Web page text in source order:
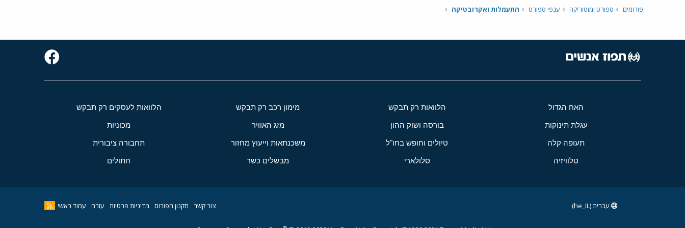
פורומים ספורט ומוטוריקה ענפי ספורט התעמלות ואקרובטיקה
האח הגדול הלוואות רק תבקש מימון רכב רק תבקש הלוואות לעסקים רק תבקש
עגלת תינוקות בורסה ושוק ההון מזג האוויר מכוניות
תעופה קלה טיולים וחופש בחו"ל משכנתאות וייעוץ מחזור תחבורה ציבורית
טלוויזיה סלולארי מבשלים כשר חתולים
צור קשר תקנון הפורום מדיניות פרטיות עזרה עמוד ראשי עברית (he_IL)